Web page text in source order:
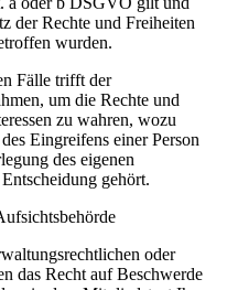
der Rechte und Freiheiten
wurden.
Fälle trifft der
um die Rechte und
zu wahren, wozu
Eingreifens einer Person
des eigenen
gehört.
oder
das Recht auf Beschwerde